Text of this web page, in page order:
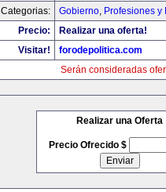
Categorias:
Gobierno, Profesiones y
Precio:
Realizar una oferta!
Visitar!
forodepolitica.com
Serán consideradas
Realizar una Oferta
Precio Ofrecido $